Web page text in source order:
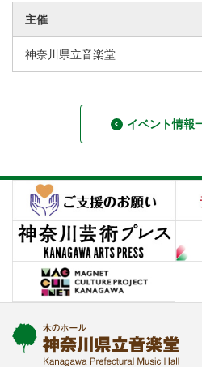
主催
神奈川県立音楽堂
イベント情報